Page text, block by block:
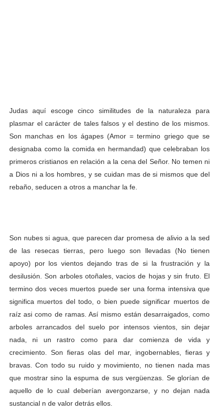
Judas aquí escoge cinco similitudes de la naturaleza para
plasmar el carácter de tales falsos y el destino de los mismos.
Son manchas en los ágapes (Amor = termino griego que se
designaba como la comida en hermandad) que celebraban los
primeros cristianos en relación a la cena del Señor. No temen ni
a Dios ni a los hombres, y se cuidan mas de si mismos que del
rebaño, seducen a otros a manchar la fe.
Son nubes si agua, que parecen dar promesa de alivio a la sed
de las resecas tierras, pero luego son llevadas (No tienen
apoyo) por los vientos dejando tras de si la frustración y la
desilusión. Son arboles otoñales, vacios de hojas y sin fruto. El
termino dos veces muertos puede ser una forma intensiva que
significa muertos del todo, o bien puede significar muertos de
raíz asi como de ramas. Así mismo están desarraigados, como
arboles arrancados del suelo por intensos vientos, sin dejar
nada, ni un rastro como para dar comienza de vida y
crecimiento. Son fieras olas del mar, ingobernables, fieras y
bravas. Con todo su ruido y movimiento, no tienen nada mas
que mostrar sino la espuma de sus vergüenzas. Se glorían de
aquello de lo cual deberían avergonzarse, y no dejan nada
sustancial n de valor detrás ellos.